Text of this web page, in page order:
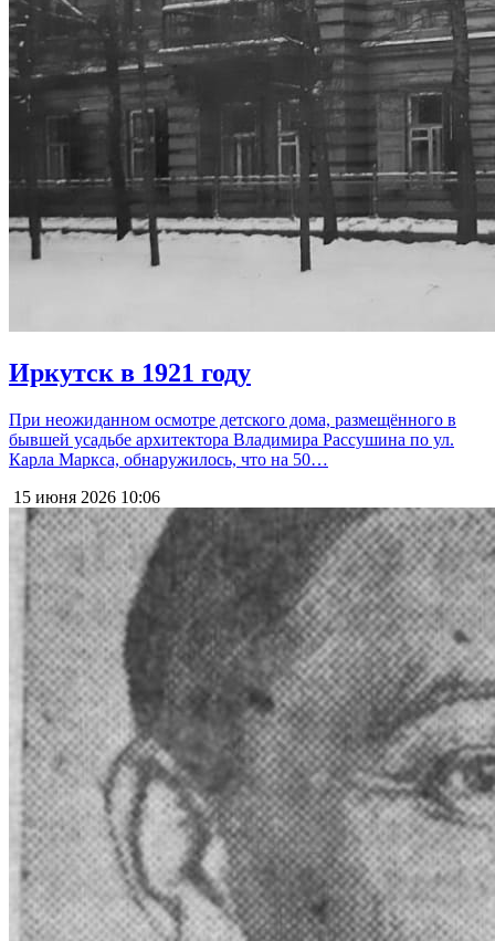
Иркутск в 1921 году
При неожиданном осмотре детского дома, размещённого в
бывшей усадьбе архитектора Владимира Рассушина по ул.
Карла Маркса, обнаружилось, что на 50…
15 июня 2026 10:06